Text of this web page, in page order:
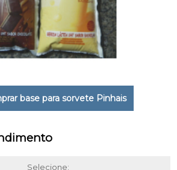
base para sorvete Pinhais
Selecione: